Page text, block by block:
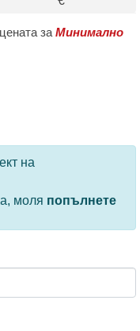
за Минимално
се ползват
на
моля попълнете